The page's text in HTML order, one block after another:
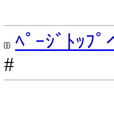
ﾍﾟｰｼﾞﾄｯﾌﾟ
#